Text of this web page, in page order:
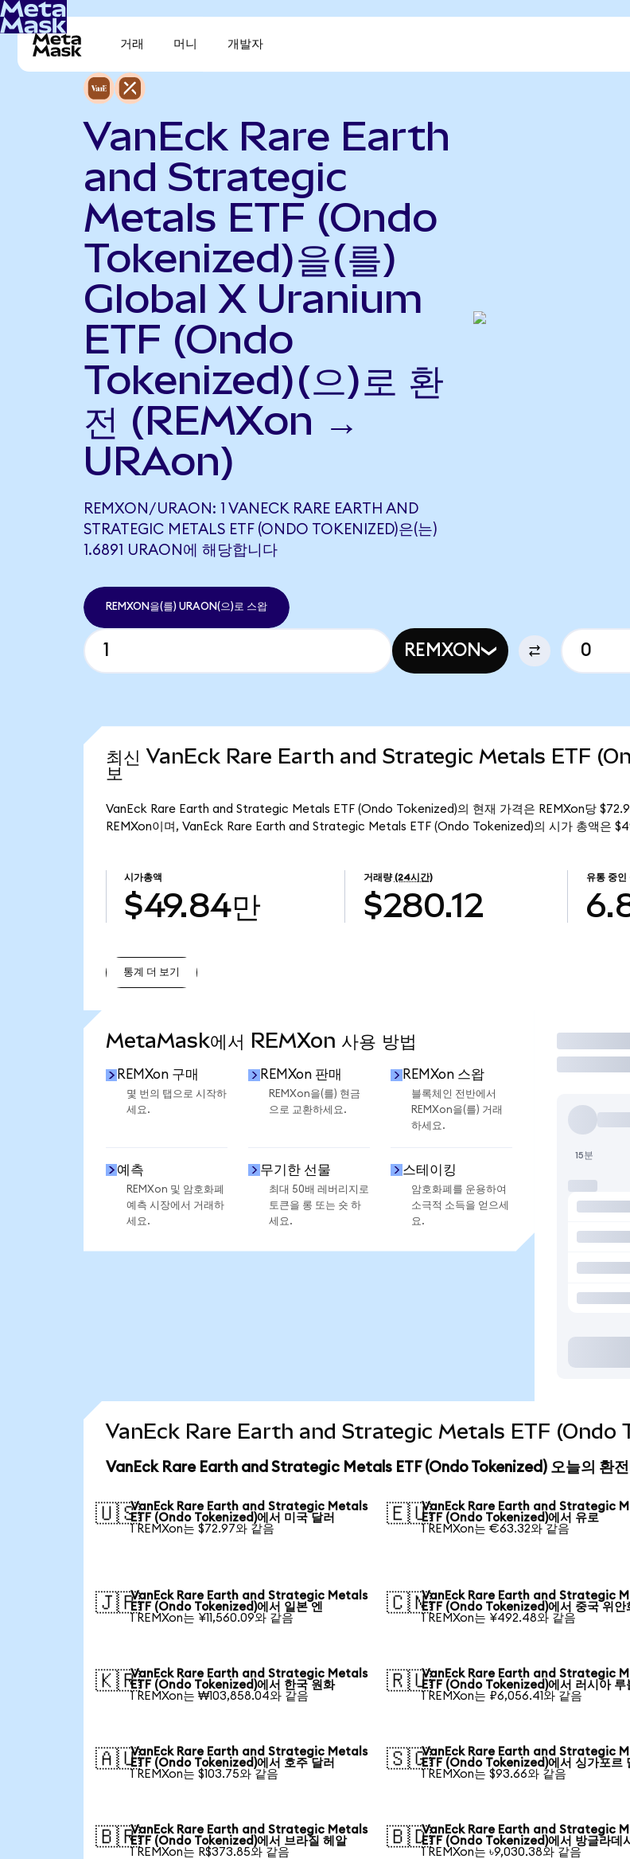
거래 머니 개발자
VanEck Rare Earth
and Strategic
Metals ETF (Ondo
Tokenized)을(를)
Global X Uranium
ETF (Ondo
Tokenized)(으)로 환
전 (REMXon →
URAon)
REMXON/URAON: 1 VANECK RARE EARTH AND
STRATEGIC METALS ETF (ONDO TOKENIZED)은(는)
1.6891 URAON에 해당합니다
REMXON을(를) URAON(으)로 스왑
REMXON
최신 VanEck Rare Earth and Strategic Metals ETF
보
VanEck Rare Earth and Strategic Metals ETF (Ondo Tokenized)의 현재 가격은 REMXon당
REMXon이며, VanEck Rare Earth and Strategic Metals ETF (Ondo Tokenized)의 시가 총액은
시가총액
$49.84만
거래량 (24시간)
$280.12
유통 중인
통계 더 보기
MetaMask에서 REMXon 사용 방법
REMXon 구매
몇 번의 탭으로 시작하
세요.
REMXon 판매
REMXon을(를) 현금
으로 교환하세요.
REMXon 스왑
블록체인 전반에서
REMXon을(를) 거래
하세요.
예측
REMXon 및 암호화폐
예측 시장에서 거래하
세요.
무기한 선물
최대 50배 레버리지로
토큰을 롱 또는 숏 하
세요.
스테이킹
암호화폐를 운용하여
소극적 소득을 얻으세
요.
거래
15분
VanEck Rare Earth and Strategic Metals ETF (Ondo
VanEck Rare Earth and Strategic Metals ETF (Ondo Tokenized) 오늘의 환전
🇺🇸VanEck Rare Earth and Strategic Metals
ETF (Ondo Tokenized)에서 미국 달러
1 REMXon는 $72.97와 같음
🇪🇺VanEck Rare Earth and Strategic
ETF (Ondo Tokenized)에서 유로
1 REMXon는 €63.32와 같음
🇯🇵VanEck Rare Earth and Strategic Metals
ETF (Ondo Tokenized)에서 일본 엔
1 REMXon는 ¥11,560.09와 같음
🇨🇳VanEck Rare Earth and Strategic
ETF (Ondo Tokenized)에서 중국 위안
1 REMXon는 ¥492.48와 같음
🇰🇷VanEck Rare Earth and Strategic Metals
ETF (Ondo Tokenized)에서 한국 원화
1 REMXon는 ₩103,858.04와 같음
🇷🇺VanEck Rare Earth and Strategic
ETF (Ondo Tokenized)에서 러시아 루
1 REMXon는 ₽6,056.41와 같음
🇦🇺VanEck Rare Earth and Strategic Metals
ETF (Ondo Tokenized)에서 호주 달러
1 REMXon는 $103.75와 같음
🇸🇬VanEck Rare Earth and Strategic
ETF (Ondo Tokenized)에서 싱가포르
1 REMXon는 $93.66와 같음
🇧🇷VanEck Rare Earth and Strategic Metals
ETF (Ondo Tokenized)에서 브라질 헤알
1 REMXon는 R$373.85와 같음
🇧🇩VanEck Rare Earth and Strategic
ETF (Ondo Tokenized)에서 방글라데
1 REMXon는 ৳9,030.38와 같음